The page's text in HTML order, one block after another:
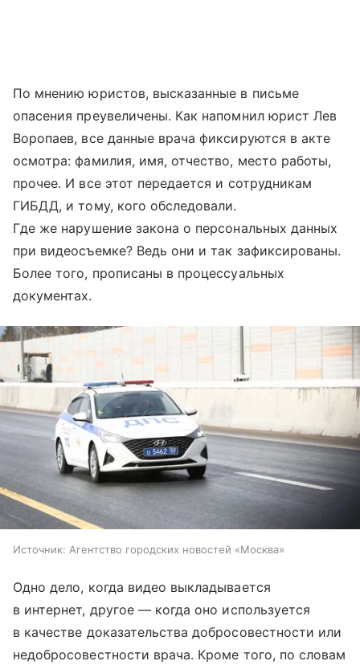
По мнению юристов, высказанные в письме
опасения преувеличены. Как напомнил юрист Лев
Воропаев, все данные врача фиксируются в акте
осмотра: фамилия, имя, отчество, место работы,
прочее. И все этот передается и сотрудникам
ГИБДД, и тому, кого обследовали.
Где же нарушение закона о персональных данных
при видеосъемке? Ведь они и так зафиксированы.
Более того, прописаны в процессуальных
документах.
Источник: Агентство городских новостей «Москва»
Одно дело, когда видео выкладывается
в интернет, другое — когда оно используется
в качестве доказательства добросовестности или
недобросовестности врача. Кроме того, по словам